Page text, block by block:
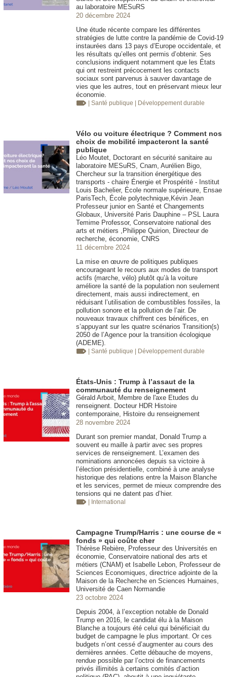
au laboratoire MESuRS
20 décembre 2024
Une étude récente compare les différentes
stratégies de lutte contre la pandémie de Covid-19
instaurées dans 13 pays d’Europe occidentale, et
les résultats qu’elles ont permis d’obtenir. Ses
conclusions indiquent notamment que les États
qui ont restreint précocement les contacts
sociaux sont parvenus à sauver davantage de
vies que les autres, tout en préservant mieux leur
économie.
| Santé publique | Développement durable
Vélo ou voiture électrique ? Comment nos
choix de mobilité impacteront la santé
publique
Léo Moutet, Doctorant en sécurité sanitaire au
laboratoire MESuRS, Cnam, Aurélien Bigo,
Chercheur sur la transition énergétique des
transports - chaire Énergie et Prospérité - Institut
Louis Bachelier, École normale supérieure, Ensae
ParisTech, École polytechnique,Kévin Jean
Professeur junior en Santé et Changements
Globaux, Université Paris Dauphine – PSL Laura
Temime Professor, Conservatoire national des
arts et métiers ,Philippe Quirion, Directeur de
recherche, économie, CNRS
11 décembre 2024
La mise en œuvre de politiques publiques
encourageant le recours aux modes de transport
actifs (marche, vélo) plutôt qu’à la voiture
améliore la santé de la population non seulement
directement, mais aussi indirectement, en
réduisant l’utilisation de combustibles fossiles, la
pollution sonore et la pollution de l’air. De
nouveaux travaux chiffrent ces bénéfices, en
s’appuyant sur les quatre scénarios Transition(s)
2050 de l’Agence pour la transition écologique
(ADEME).
| Santé publique | Développement durable
États-Unis : Trump à l’assaut de la
communauté du renseignement
Gérald Arboit, Membre de l'axe Etudes du
renseignent. Docteur HDR Histoire
contemporaine, Histoire du renseignement
28 novembre 2024
Durant son premier mandat, Donald Trump a
souvent eu maille à partir avec ses propres
services de renseignement. L’examen des
nominations annoncées depuis sa victoire à
l’élection présidentielle, combiné à une analyse
historique des relations entre la Maison Blanche
et les services, permet de mieux comprendre des
tensions qui ne datent pas d’hier.
| International
Campagne Trump/Harris : une course de «
fonds » qui coûte cher
Thérèse Rebière, Professeur des Universités en
économie, Conservatoire national des arts et
métiers (CNAM) et Isabelle Lebon, Professeur de
Sciences Economiques, directrice adjointe de la
Maison de la Recherche en Sciences Humaines,
Université de Caen Normandie
23 octobre 2024
Depuis 2004, à l’exception notable de Donald
Trump en 2016, le candidat élu à la Maison
Blanche a toujours été celui qui bénéficiait du
budget de campagne le plus important. Or ces
budgets n’ont cessé d’augmenter au cours des
dernières années. Cette débauche de moyens,
rendue possible par l’octroi de financements
privés illimités à certains comités d’action